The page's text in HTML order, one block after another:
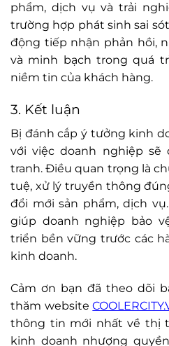
phẩm, dịch vụ và trải
trường hợp phát sinh sai
động tiếp nhận phản hồi,
và minh bạch trong quá
niềm tin của khách hàng.
3. Kết luận
Bị đánh cắp ý tưởng kinh
với việc doanh nghiệp
tranh. Điều quan trọng là
tuệ, xử lý truyền thông
đổi mới sản phẩm, dịch
giúp doanh nghiệp bảo
triển bền vững trước các
kinh doanh.
Cảm ơn bạn đã theo dõi
thăm website
thông tin mới nhất về thị
kinh doanh nhượng